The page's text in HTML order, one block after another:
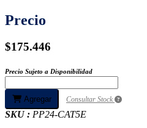
Precio
$175.446
Precio Sujeto a Disponibilidad
Agregar Consultar Stock
SKU : PP24-CAT5E